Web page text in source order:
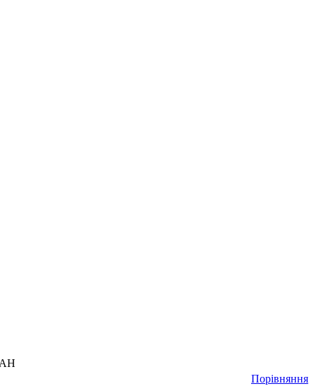
Порівняння